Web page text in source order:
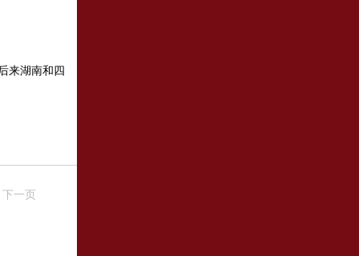
来湖南和四
下一页